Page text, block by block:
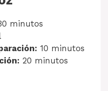
minutos
10 minutos
20 minutos